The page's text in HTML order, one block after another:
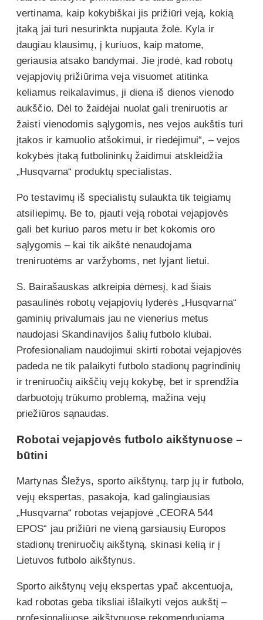
vertinama, kaip kokybiškai jis prižiūri veją, kokią
įtaką jai turi nesurinkta nupjauta žolė. Kyla ir
daugiau klausimų, į kuriuos, kaip matome,
geriausia atsako bandymai. Jie įrodė, kad robotų
vejapjovių prižiūrima veja visuomet atitinka
keliamus reikalavimus, ji diena iš dienos vienodo
aukščio. Dėl to žaidėjai nuolat gali treniruotis ar
žaisti vienodomis sąlygomis, nes vejos aukštis turi
įtakos ir kamuolio atšokimui, ir riedėjimui“, – vejos
kokybės įtaką futbolininkų žaidimui atskleidžia
„Husqvarna“ produktų specialistas.
Po testavimų iš specialistų sulaukta tik teigiamų
atsiliepimų. Be to, pjauti veją robotai vejapjovės
gali bet kuriuo paros metu ir bet kokomis oro
sąlygomis – kai tik aikštė nenaudojama
treniruotėms ar varžyboms, net lyjant lietui.
S. Bairašauskas atkreipia dėmesį, kad šiais
pasaulinės robotų vejapjovių lyderės „Husqvarna“
gaminių privalumais jau ne vienerius metus
naudojasi Skandinavijos šalių futbolo klubai.
Profesionaliam naudojimui skirti robotai vejapjovės
padeda ne tik palaikyti futbolo stadionų pagrindinių
ir treniruočių aikščių vejų kokybę, bet ir sprendžia
darbuotojų trūkumo problemą, mažina vejų
priežiūros sąnaudas.
Robotai vejapjovės futbolo aikštynuose –
būtini
Martynas Šležys, sporto aikštynų, tarp jų ir futbolo,
vejų ekspertas, pasakoja, kad galingiausias
„Husqvarna“ robotas vejapjovė „CEORA 544
EPOS“ jau prižiūri ne vieną garsiausių Europos
stadionų treniruočių aikštyną, skinasi kelią ir į
Lietuvos futbolo aikštynus.
Sporto aikštynų vejų ekspertas ypač akcentuoja,
kad robotas geba tiksliai išlaikyti vejos aukštį –
profesionaliuose aikštynuose rekomenduojama